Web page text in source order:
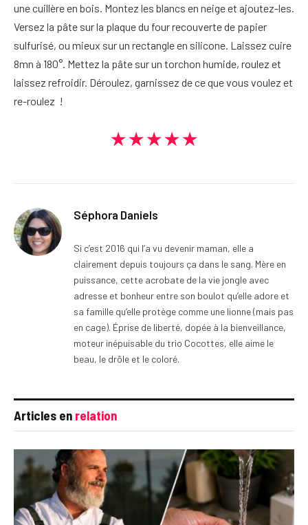
une cuillère en bois. Montez les blancs en neige et ajoutez-les.
Versez la pâte sur la plaque du four recouverte de papier
sulfurisé, ou mieux sur un rectangle en silicone. Laissez cuire
8mn à 180°. Mettez la pâte sur un torchon humide, roulez et
laissez refroidir. Déroulez, garnissez de ce que vous voulez et
re-roulez !
★★★★★
Séphora Daniels
Si c’est 2016 qui l’a vu devenir maman, elle a
clairement depuis toujours ça dans le sang. Mère en
puissance, cette acrobate de la vie jongle avec
adresse et bonheur entre son boulot qu’elle adore et
sa famille qu’elle protège comme une lionne (mais pas
en cage). Éprise de liberté, dopée à la bienveillance,
moteur inépuisable du trio Cocottes, elle aime le
beau, le drôle et le coloré.
Articles en relation